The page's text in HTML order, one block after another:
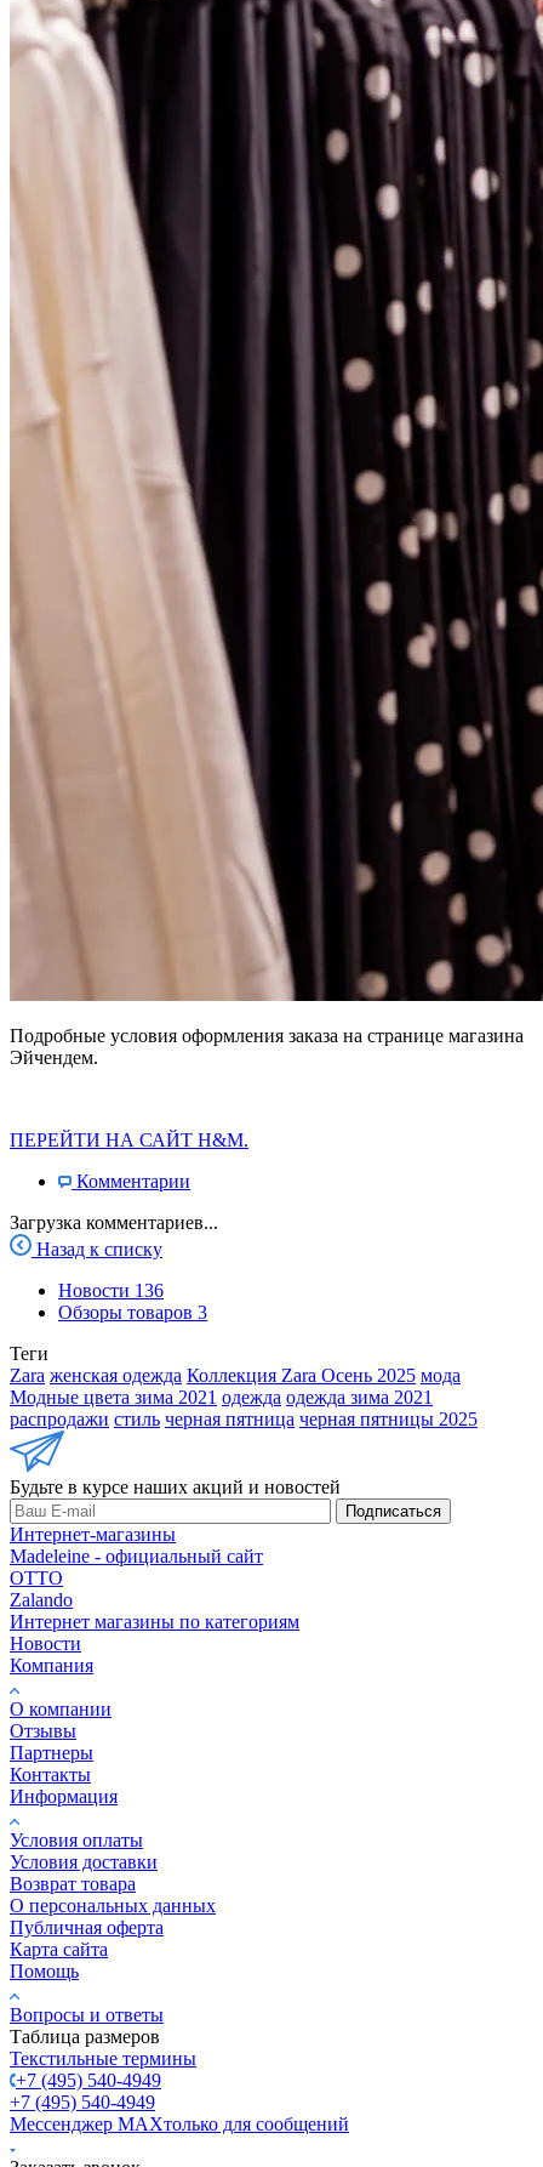
Подробные условия оформления заказа на странице магазина
Эйчендем.
ПЕРЕЙТИ НА САЙТ H&M.
Комментарии
Загрузка комментариев...
Назад к списку
Новости 136
Обзоры товаров 3
Теги
Zara женская одежда Коллекция Zara Осень 2025 мода
Модные цвета зима 2021 одежда одежда зима 2021
распродажи стиль черная пятница черная пятницы 2025
Будьте в курсе наших акций и новостей
Подписаться
Интернет-магазины
Madeleine - официальный сайт
OTTO
Zalando
Интернет магазины по категориям
Новости
Компания
О компании
Отзывы
Партнеры
Контакты
Информация
Условия оплаты
Условия доставки
Возврат товара
О персональных данных
Публичная оферта
Карта сайта
Помощь
Вопросы и ответы
Таблица размеров
Текстильные термины
+7 (495) 540-4949
+7 (495) 540-4949
Мессенджер МАХтолько для сообщений